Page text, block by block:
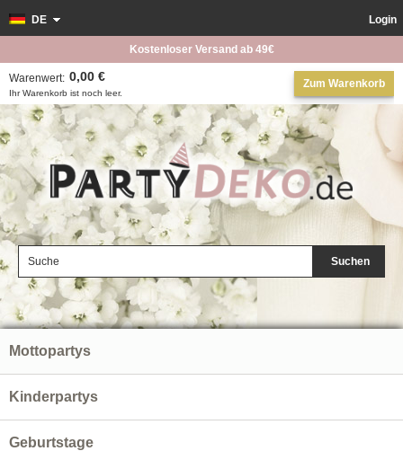
Suchen
Login
DE
Zum Warenkorb
Ihr Warenkorb ist noch leer.
Warenwert: 0,00 €
Kostenloser Versand ab 49€
Mottopartys
Kinderpartys
Geburtstage